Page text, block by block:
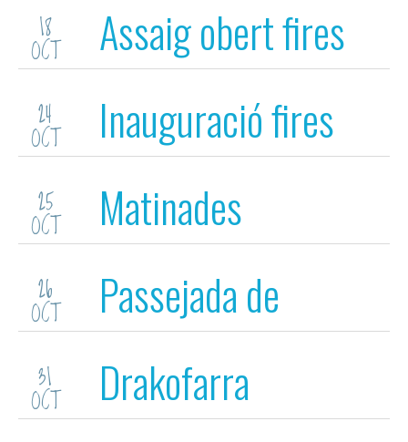
18
OCT
Assaig obert fires
(tarda)
24
OCT Inauguració fires
25
OCT Matinades
26
OCT
Passejada de
Capgrossos
31
OCT
Drakofarra